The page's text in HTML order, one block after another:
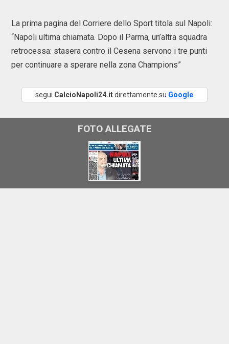
La prima pagina del Corriere dello Sport titola sul Napoli:
“Napoli ultima chiamata. Dopo il Parma, un’altra squadra
retrocessa: stasera contro il Cesena servono i tre punti
per continuare a sperare nella zona Champions”
segui CalcioNapoli24.itdirettamente su Google
FOTO ALLEGATE